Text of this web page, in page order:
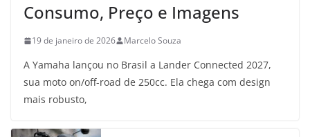
Consumo, Preço e Imagens
19 de janeiro de 2026 Marcelo Souza
A Yamaha lançou no Brasil a Lander Connected 2027,
sua moto on/off-road de 250cc. Ela chega com design
mais robusto,